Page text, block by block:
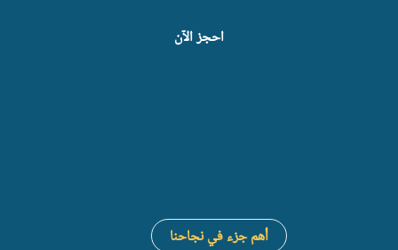
احجز الآن
أهم جزء في نجاحنا